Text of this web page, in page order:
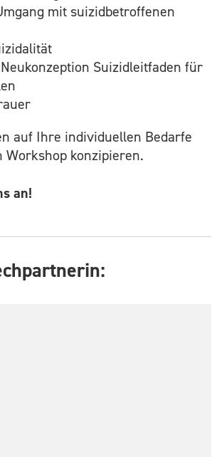
mit suizidbetroffenen
Suizidleitfaden für
auf Ihre individuellen Bedarfe
Workshop konzipieren.
an!